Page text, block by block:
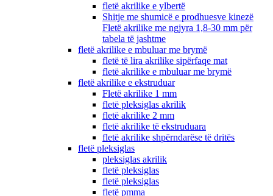
fletë akrilike e ylbertë
Shitje me shumicë e prodhuesve kinezë
Fletë akrilike me ngjyra 1,8-30 mm për
tabela të jashtme
fletë akrilike e mbuluar me brymë
fletë të lira akrilike sipërfaqe mat
fletë akrilike e mbuluar me brymë
fletë akrilike e ekstruduar
Fletë akrilike 1 mm
fletë pleksiglas akrilik
fletë akrilike 2 mm
fletë akrilike të ekstruduara
fletë akrilike shpërndarëse të dritës
fletë pleksiglas
pleksiglas akrilik
fletë pleksiglas
fletë pleksiglas
fletë pmma